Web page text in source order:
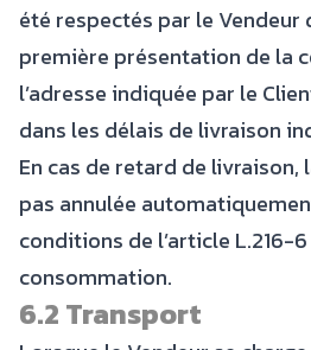
été respectés par le Vendeur
première présentation de la
l’adresse indiquée par le
dans les délais de livraison
En cas de retard de livraison,
pas annulée
conditions de l’article L.216-
consommation.
6.2 Transport